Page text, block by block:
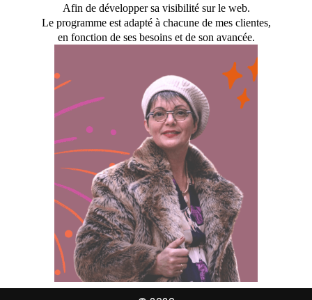
Afin de développer sa visibilité sur le web.
Le programme est adapté à chacune de mes clientes,
en fonction de ses besoins et de son avancée.